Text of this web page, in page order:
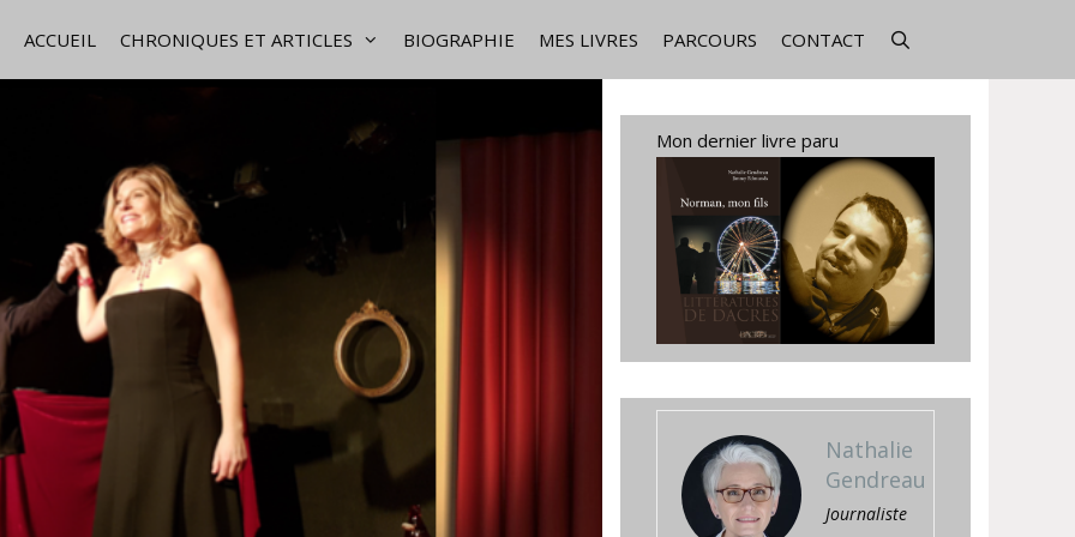
ACCUEIL CHRONIQUES ET ARTICLES BIOGRAPHIE MES LIVRES PARCOURS CONTACT
Mon dernier livre paru
Nathalie
Gendreau
Journaliste